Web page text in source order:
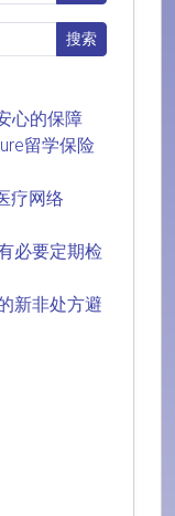
心的保障
留学保险
疗网络
必要定期检
新非处方避